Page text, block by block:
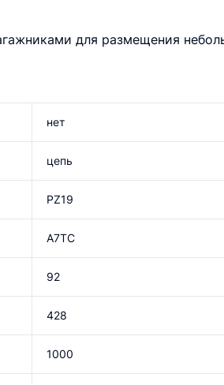
для размещения
нет
цепь
PZ19
A7TC
92
428
1000